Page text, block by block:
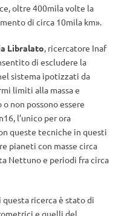
oltre 400mila volte la
di circa 10mila km».
Libralato, ricercatore Inaf
di escludere la
sistema ipotizzati da
limiti alla massa e
non possono essere
l’unico per ora
queste tecniche in questi
pianeti con masse circa
Nettuno e periodi fra circa
ricerca è stato di
e quelli del